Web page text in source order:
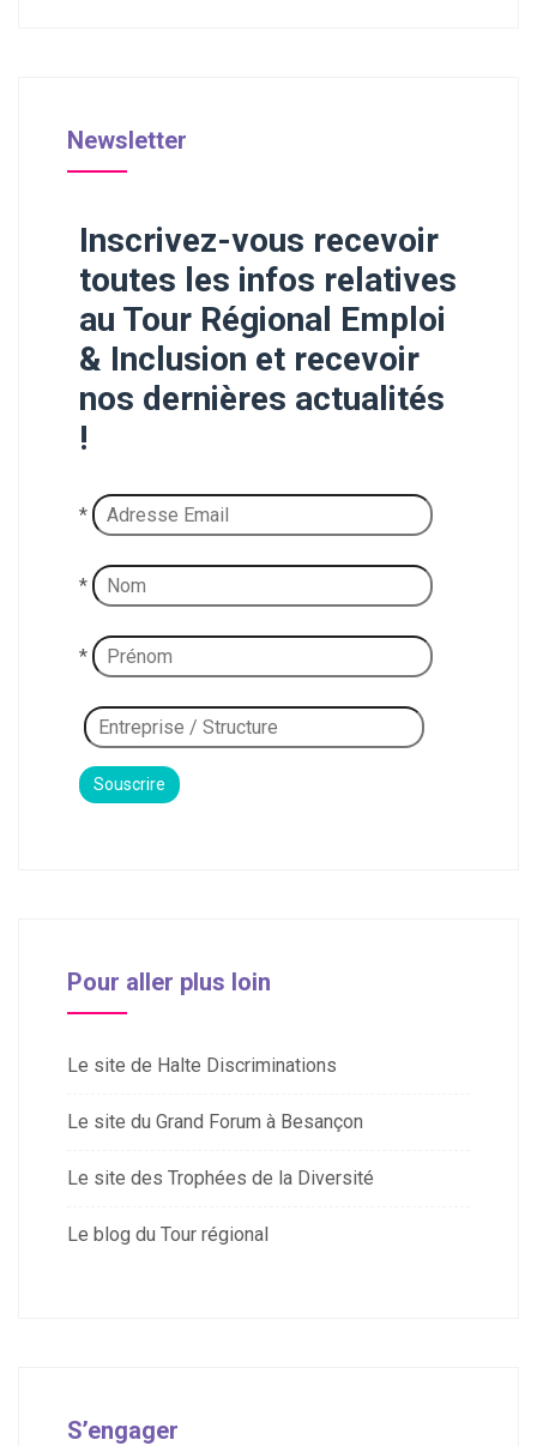
Newsletter
Inscrivez-vous recevoir
toutes les infos relatives
au Tour Régional Emploi
& Inclusion et recevoir
nos dernières actualités
!
*
*
*
Pour aller plus loin
Le site de Halte Discriminations
Le site du Grand Forum à Besançon
Le site des Trophées de la Diversité
Le blog du Tour régional
S’engager